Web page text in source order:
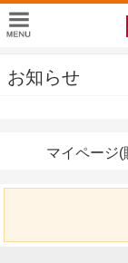
お知らせ
マイページ(